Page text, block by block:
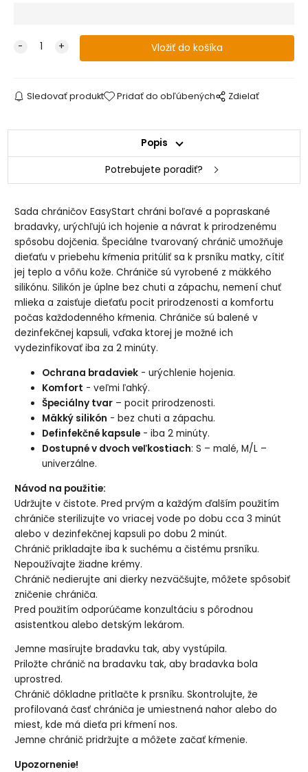
Sledovať produkt Pridať do obľúbených Zdielať
Popis
Potrebujete poradiť?
Sada chráničov EasyStart chráni boľavé a popraskané
bradavky, urýchľujú ich hojenie a návrat k prirodzenému
spôsobu dojčenia. Špeciálne tvarovaný chránič umožňuje
dieťaťu v priebehu kŕmenia pritúliť sa k prsníku matky, cítiť
jej teplo a vôňu kože. Chrániče sú vyrobené z mäkkého
silikónu. Silikón je úplne bez chuti a zápachu, nemení chuť
mlieka a zaisťuje dieťaťu pocit prirodzenosti a komfortu
počas každodenného kŕmenia. Chrániče sú balené v
dezinfekčnej kapsuli, vďaka ktorej je možné ich
vydezinfikovať iba za 2 minúty.
Ochrana bradaviek - urýchlenie hojenia.
Komfort - veľmi ľahký.
Špeciálny tvar – pocit prirodzenosti.
Mäkký silikón - bez chuti a zápachu.
Definfekčné kapsule - iba 2 minúty.
Dostupné v dvoch veľkostiach: S – malé, M/L –
univerzálne.
Návod na použitie:
Udržujte v čistote. Pred prvým a každým ďalším použitím
chrániče sterilizujte vo vriacej vode po dobu cca 3 minút
alebo v dezinfekčnej kapsuli po dobu 2 minút.
Chránič prikladajte iba k suchému a čistému prsníku.
Nepoužívajte žiadne krémy.
Chránič nedierujte ani dierky nezväčšujte, môžete spôsobiť
zničenie chrániča.
Pred použitím odporúčame konzultáciu s pôrodnou
asistentkou alebo detským lekárom.
Jemne masírujte bradavku tak, aby vystúpila.
Priložte chránič na bradavku tak, aby bradavka bola
uprostred.
Chránič dôkladne pritlačte k prsníku. Skontrolujte, že
profilovaná časť chrániča je umiestnená nahor alebo do
miest, kde má dieťa pri kŕmení nos.
Jemne chránič pridržujte a môžete začať kŕmenie.
Upozornenie!